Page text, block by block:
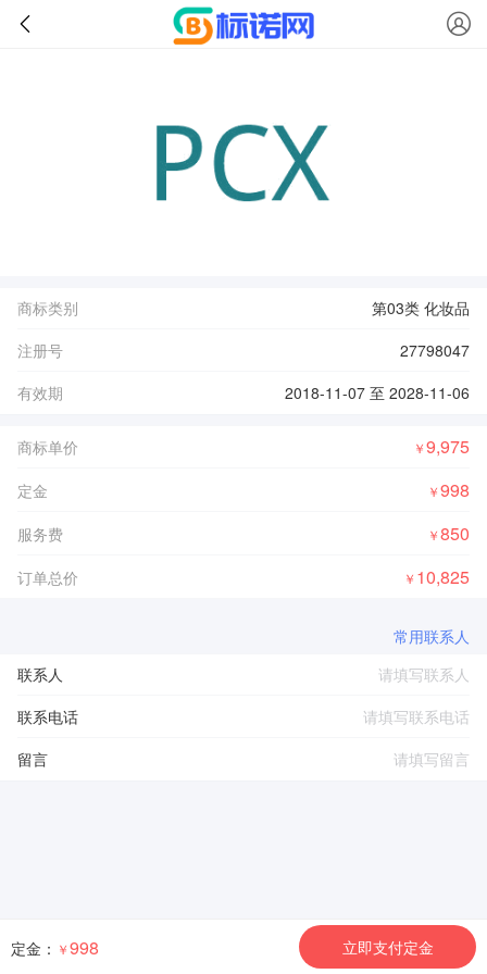
商标类别
第03类 化妆品
注册号
27798047
有效期
2018-11-07 至 2028-11-06
商标单价 ￥9,975
定金 ￥998
服务费 ￥850
订单总价 ￥ 10,825
常用联系人
联系人
联系电话
留言
定金： ￥998 立即支付定金